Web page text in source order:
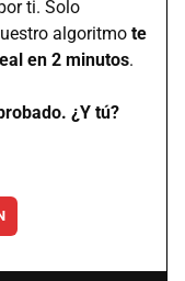
ti. Solo
algoritmo te
en 2 minutos.
¿Y tú?